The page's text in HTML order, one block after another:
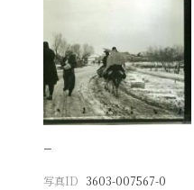
−
写真ID 3603-007567-0